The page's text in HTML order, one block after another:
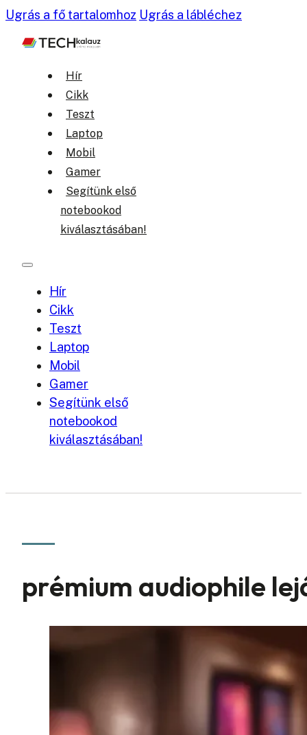
Ugrás a fő tartalomhoz Ugrás a lábléchez
Hír
Cikk
Teszt
Laptop
Mobil
Gamer
Segítünk első
notebookod
kiválasztásában!
Hír
Cikk
Teszt
Laptop
Mobil
Gamer
Segítünk első
notebookod
kiválasztásában!
prémium audiophile